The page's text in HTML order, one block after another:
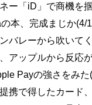
ー「iD」で商機を
本、完成まじか(4/
バレーから吹いて
アップルから反応
Payの強さをみた
携で得したカード